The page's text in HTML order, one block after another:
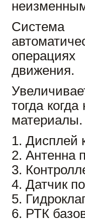
Система
движения.
тогда
материалы.
1. Дисплей
2. Антенна
3.
4. Датчик
5.
6. РТК